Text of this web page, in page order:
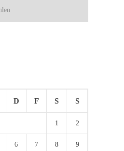
D F S S
1 2
6 7 8 9